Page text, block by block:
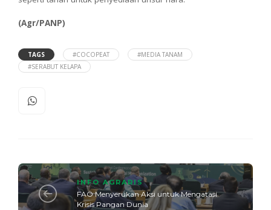
(Agr/PANP)
TAGS #COCOPEAT
#MEDIA TANAM
#SERABUT KELAPA
INFO AGRARIS
FAO Menyerukan Aksi untuk Mengatasi
Krisis Pangan Dunia